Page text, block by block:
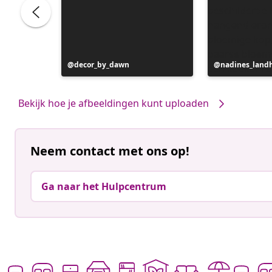
Bericht
gepubliceerd
decor_by_dawn
Bericht
gepubliceerd
Bekijk hoe je afbeeldingen kunt uploaden
Neem contact met ons op!
Ga naar het Hulpcentrum